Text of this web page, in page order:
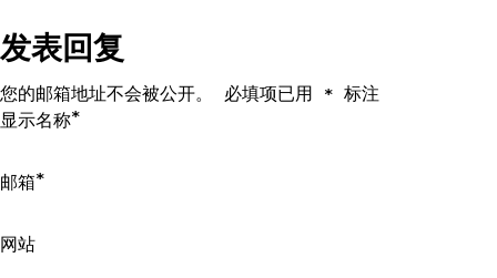
航
发表回复
您的邮箱地址不会被公开。 必填项已用 * 标注
显示名称*
邮箱*
网站